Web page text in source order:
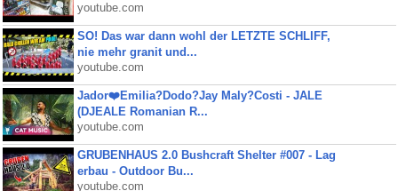
youtube.com
SO! Das war dann wohl der LETZTE SCHLIFF,
nie mehr granit und...
youtube.com
Jador❤️Emilia?Dodo?Jay Maly?Costi - JALE
(DJEALE Romanian R...
youtube.com
GRUBENHAUS 2.0 Bushcraft Shelter #007 - Lag
erbau - Outdoor Bu...
youtube.com